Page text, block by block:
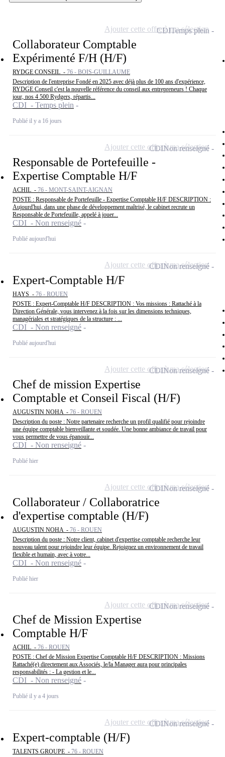
Collaborateur Comptable
Expérimenté F/H (H/F)
RYDGE CONSEIL - 76 - BOIS-GUILLAUME
Description de l'entreprise Fondé en 2025 avec déjà plus de 100 ans d'expérience,
RYDGE Conseil c'est la nouvelle référence du conseil aux entrepreneurs ! Chaque
jour, nos 4 500 Rydgers, répartis...
CDI - Temps plein
Publié il y a 16 jours
CDITemps plein
Ajouter cette offre à ma sélection
Responsable de Portefeuille -
Expertise Comptable H/F
ACHIL - 76 - MONT-SAINT-AIGNAN
POSTE : Responsable de Portefeuille - Expertise Comptable H/F DESCRIPTION :
Aujourd'hui, dans une phase de développement maîtrisé, le cabinet recrute un
Responsable de Portefeuille, appelé à jouer...
CDI - Non renseigné
Publié aujourd'hui
CDINon renseigné
Ajouter cette offre à ma sélection
Expert-Comptable H/F
HAYS - 76 - ROUEN
POSTE : Expert-Comptable H/F DESCRIPTION : Vos missions : Rattaché à la
Direction Générale, vous intervenez à la fois sur les dimensions techniques,
managériales et stratégiques de la structure : ...
CDI - Non renseigné
Publié aujourd'hui
CDINon renseigné
Ajouter cette offre à ma sélection
Chef de mission Expertise
Comptable et Conseil Fiscal (H/F)
AUGUSTIN NOHA - 76 - ROUEN
Description du poste : Notre partenaire recherche un profil qualifié pour rejoindre
une équipe comptable bienveillante et soudée. Une bonne ambiance de travail pour
vous permettre de vous épanouir...
CDI - Non renseigné
Publié hier
CDINon renseigné
Ajouter cette offre à ma sélection
Collaborateur / Collaboratrice
d'expertise comptable (H/F)
AUGUSTIN NOHA - 76 - ROUEN
Description du poste : Notre client, cabinet d'expertise comptable recherche leur
nouveau talent pour rejoindre leur équipe. Rejoignez un environnement de travail
flexible et humain, avec à votre...
CDI - Non renseigné
Publié hier
CDINon renseigné
Ajouter cette offre à ma sélection
Chef de Mission Expertise
Comptable H/F
ACHIL - 76 - ROUEN
POSTE : Chef de Mission Expertise Comptable H/F DESCRIPTION : Missions
Rattaché(e) directement aux Associés, le/la Manager aura pour principales
responsabilités : - La gestion et le...
CDI - Non renseigné
Publié il y a 4 jours
CDINon renseigné
Ajouter cette offre à ma sélection
Expert-comptable (H/F)
TALENTS GROUPE - 76 - ROUEN
CDINon renseigné
Ajouter cette offre à ma sélection